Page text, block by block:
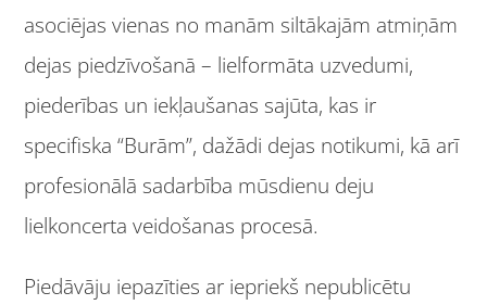
asociējas vienas no manām siltākajām atmiņām
dejas piedzīvošanā – lielformāta uzvedumi,
piederības un iekļaušanas sajūta, kas ir
specifiska “Burām”, dažādi dejas notikumi, kā arī
profesionālā sadarbība mūsdienu deju
lielkoncerta veidošanas procesā.
Piedāvāju iepazīties ar iepriekš nepublicētu